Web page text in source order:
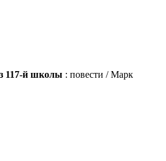
117-й школы : повести / Марк